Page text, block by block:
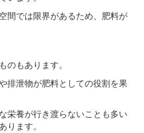
間では限界があるため、肥料が
のもあります。
排泄物が肥料としての役割を果
栄養が行き渡らないことも多い
ります。